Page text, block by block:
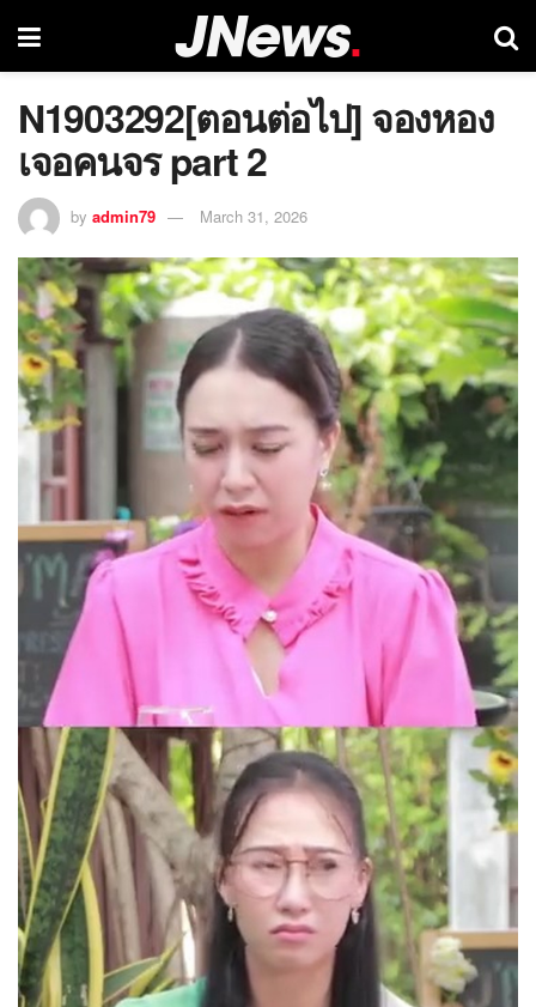
N1903292[ตอนต่อไป] จองหอง
เจอคนจร part 2
by admin79 March 31, 2026